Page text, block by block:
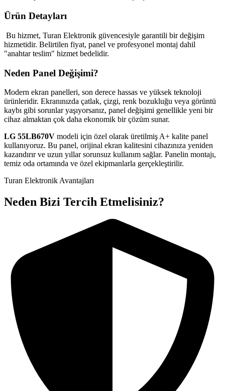
Ürün Detayları
Bu hizmet, Turan Elektronik güvencesiyle garantili bir değişim
hizmetidir. Belirtilen fiyat, panel ve profesyonel montaj dahil
"anahtar teslim" hizmet bedelidir.
Neden Panel Değişimi?
Modern ekran panelleri, son derece hassas ve yüksek teknoloji
ürünleridir. Ekranınızda çatlak, çizgi, renk bozukluğu veya görüntü
kaybı gibi sorunlar yaşıyorsanız, panel değişimi genellikle yeni bir
cihaz almaktan çok daha ekonomik bir çözüm sunar.
LG 55LB670V modeli için özel olarak üretilmiş A+ kalite panel
kullanıyoruz. Bu panel, orijinal ekran kalitesini cihazınıza yeniden
kazandırır ve uzun yıllar sorunsuz kullanım sağlar. Panelin montajı,
temiz oda ortamında ve özel ekipmanlarla gerçekleştirilir.
Turan Elektronik Avantajları
Neden Bizi Tercih Etmelisiniz?